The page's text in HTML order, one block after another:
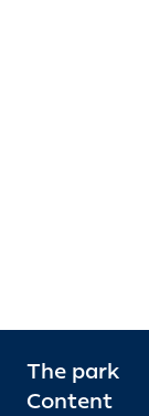
The park
Content